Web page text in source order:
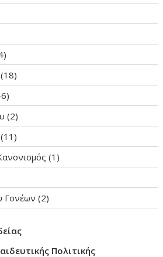
(18)
(2)
(11)
(1)
Γονέων (2)
ς
Πολιτικής